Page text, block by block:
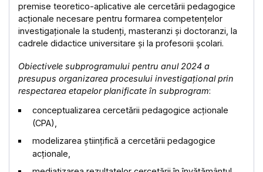
premise teoretico-aplicative ale cercetării pedagogice
acționale necesare pentru formarea competențelor
investigaționale la studenți, masteranzi și doctoranzi, la
cadrele didactice universitare și la profesorii școlari.
Obiectivele subprogramului pentru anul 2024 a
presupus organizarea procesului investigațional prin
respectarea etapelor planificate în subprogram:
conceptualizarea cercetării pedagogice acționale
(CPA),
modelizarea științifică a cercetării pedagogice
acționale,